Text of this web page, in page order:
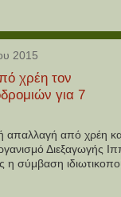
2015
χρέη τον
για 7
απαλλαγή από χρέη και
Διεξαγωγής
η σύμβαση